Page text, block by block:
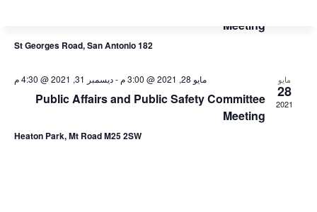
Meeting
182 St Georges Road, San Antonio
مايو
28
2021
مايو 28, 2021 @ 3:00 م -ديسمبر 31, 2021 @ 4:30 م
Public Affairs and Public Safety Committee
Meeting
Heaton Park, Mt Road M25 2SW